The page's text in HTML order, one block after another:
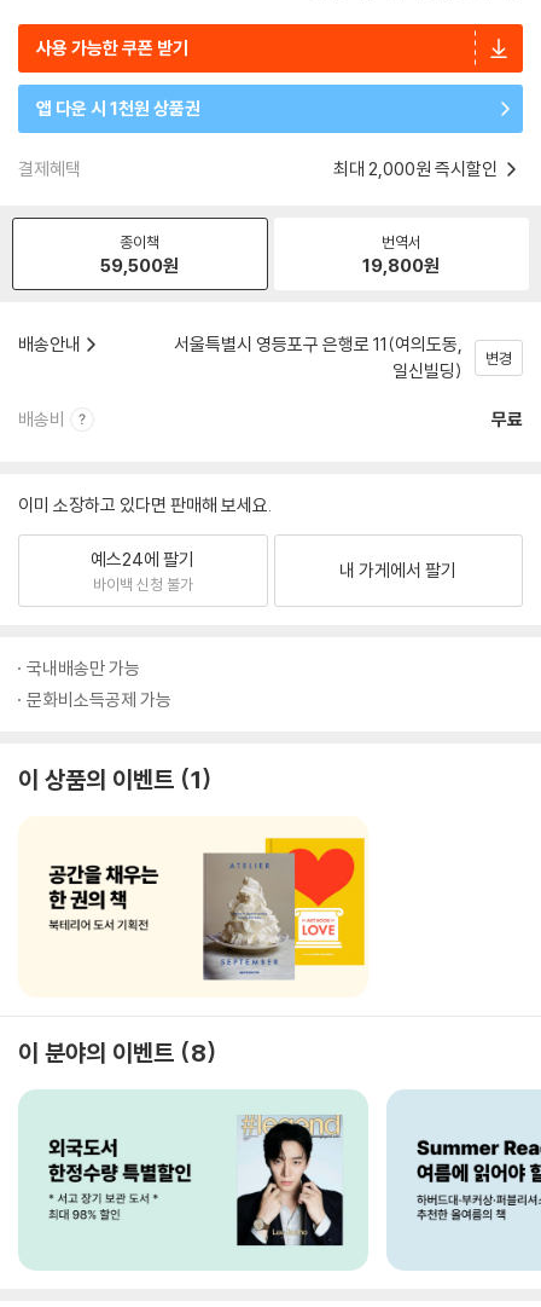
사용 가능한 쿠폰 받기
앱 다운 시 1천원 상품권
결제혜택 최대 2,000원 즉시할인
종이책
59,500원
번역서
19,800원
배송안내
서울특별시 영등포구 은행로 11(여의도동,
일신빌딩)
변경
배송비 무료
이미 소장하고 있다면 판매해 보세요.
예스24에 팔기
바이백 신청 불가
내 가게에서 팔기
국내배송만 가능
문화비소득공제 가능
이 상품의 이벤트 1
이 분야의 이벤트 8